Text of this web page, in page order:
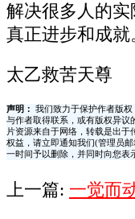
解决很多人的
真正进步和成就
太乙救苦天尊
声明：
我们致力于保护作者版
与作者取得联系，或有版权异议
片资源来自于网络，转载是出
权益，请立即通知我们(管理员
一时间予以删除，并同时向您表
上一篇: 一觉而